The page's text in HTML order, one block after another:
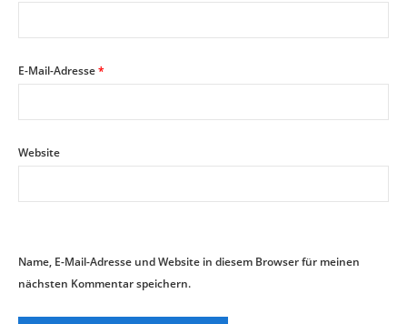
E-Mail-Adresse*
Website
Name, E-Mail-Adresse und Website in diesem Browser für meinen
nächsten Kommentar speichern.